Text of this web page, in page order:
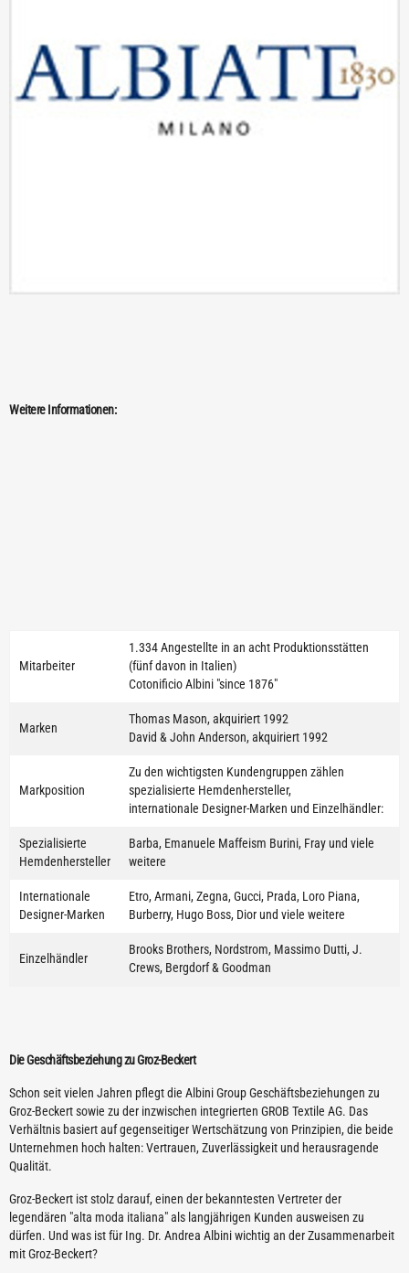
Weitere Informationen:
Mitarbeiter
1.334 Angestellte in an acht Produktionsstätten
(fünf davon in Italien)
Cotonificio Albini "since 1876"
Marken
Thomas Mason, akquiriert 1992
David & John Anderson, akquiriert 1992
Markposition
Zu den wichtigsten Kundengruppen zählen
spezialisierte Hemdenhersteller,
internationale Designer-Marken und Einzelhändler:
Spezialisierte
Hemdenhersteller
Barba, Emanuele Maffeism Burini, Fray und viele
weitere
Internationale
Designer-Marken
Etro, Armani, Zegna, Gucci, Prada, Loro Piana,
Burberry, Hugo Boss, Dior und viele weitere
Einzelhändler
Brooks Brothers, Nordstrom, Massimo Dutti, J.
Crews, Bergdorf & Goodman
Die Geschäftsbeziehung zu Groz-Beckert
Schon seit vielen Jahren pflegt die Albini Group Geschäftsbeziehungen zu
Groz-Beckert sowie zu der inzwischen integrierten GROB Textile AG. Das
Verhältnis basiert auf gegenseitiger Wertschätzung von Prinzipien, die beide
Unternehmen hoch halten: Vertrauen, Zuverlässigkeit und herausragende
Qualität.
Groz-Beckert ist stolz darauf, einen der bekanntesten Vertreter der
legendären "alta moda italiana" als langjährigen Kunden ausweisen zu
dürfen. Und was ist für Ing. Dr. Andrea Albini wichtig an der Zusammenarbeit
mit Groz-Beckert?